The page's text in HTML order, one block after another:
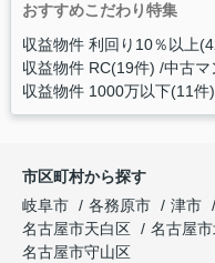
おすすめこだわり特集
収益物件 利回り10％以上
収益物件 RC(19件) 中古マ
収益物件 1000万以下(11件)
市区町村から探す
岐阜市
各務原市 津市
名古屋市天白区
名古屋
名古屋市守山区